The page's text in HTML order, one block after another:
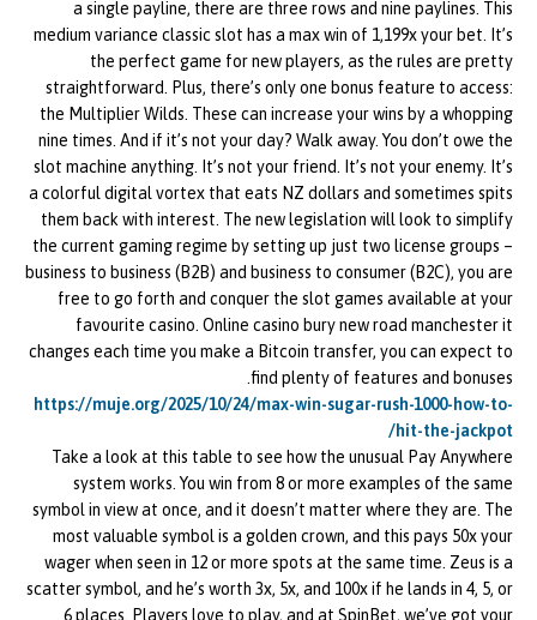
a single payline, there are three rows and nine paylines. This
medium variance classic slot has a max win of 1,199x your bet. It’s
the perfect game for new players, as the rules are pretty
straightforward. Plus, there’s only one bonus feature to access:
the Multiplier Wilds. These can increase your wins by a whopping
nine times. And if it’s not your day? Walk away. You don’t owe the
slot machine anything. It’s not your friend. It’s not your enemy. It’s
a colorful digital vortex that eats NZ dollars and sometimes spits
them back with interest. The new legislation will look to simplify
the current gaming regime by setting up just two license groups –
business to business (B2B) and business to consumer (B2C), you are
free to go forth and conquer the slot games available at your
favourite casino. Online casino bury new road manchester it
changes each time you make a Bitcoin transfer, you can expect to
find plenty of features and bonuses.
https://muje.org/2025/10/24/max-win-sugar-rush-1000-how-to-
hit-the-jackpot/
Take a look at this table to see how the unusual Pay Anywhere
system works. You win from 8 or more examples of the same
symbol in view at once, and it doesn’t matter where they are. The
most valuable symbol is a golden crown, and this pays 50x your
wager when seen in 12 or more spots at the same time. Zeus is a
scatter symbol, and he’s worth 3x, 5x, and 100x if he lands in 4, 5, or
6 places. Players love to play, and at SpinBet, we’ve got your